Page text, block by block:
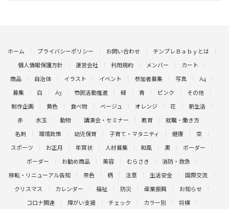
ホーム プライバシーポリシー お問い合わせ テンプレＢａｂｙとは
個人情報保護方針 運営会社 利用規約 メンバー カート
商品 自治体 イラスト イベント 参加者募集 写真 A4
募集 白 A3 市民活動推進 緑 青 ピンク その他
制作企画 黄色 食べ物 ベージュ オレンジ 花 新生活
赤 水玉 動物 講演会・セミナー 教育 就職・働き方
名刺 環境政策 幼児保育 子育て・マタニティ 健康 空
スポーツ お正月 年賀状 人材募集 和風 黒 ボーダー
ボーダー お勧め商品 美容 むらさき 消防・救急
移転・リニューアル告知 茶色 柄 注意 生活安全 国際交流
クリスマス カレンダー 福祉 防災 産業振興 お知らせ
コロナ関連 障がい支援 チェック カラー別 将棋